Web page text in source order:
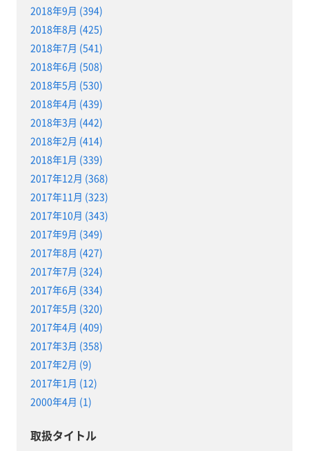
2018年9月 (394)
2018年8月 (425)
2018年7月 (541)
2018年6月 (508)
2018年5月 (530)
2018年4月 (439)
2018年3月 (442)
2018年2月 (414)
2018年1月 (339)
2017年12月 (368)
2017年11月 (323)
2017年10月 (343)
2017年9月 (349)
2017年8月 (427)
2017年7月 (324)
2017年6月 (334)
2017年5月 (320)
2017年4月 (409)
2017年3月 (358)
2017年2月 (9)
2017年1月 (12)
2000年4月 (1)
取扱タイトル